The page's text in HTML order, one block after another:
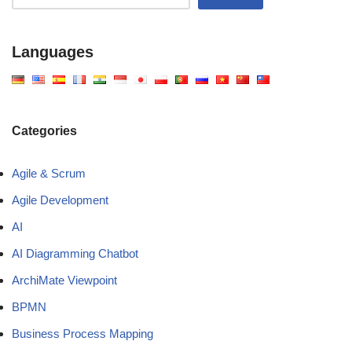
Languages
Categories
Agile & Scrum
Agile Development
AI
AI Diagramming Chatbot
ArchiMate Viewpoint
BPMN
Business Process Mapping